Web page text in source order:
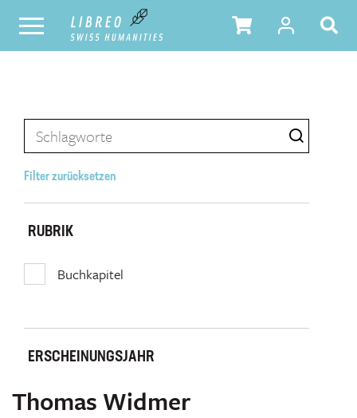
Filter zurücksetzen
RUBRIK
Buchkapitel
ERSCHEINUNGSJAHR
Thomas Widmer